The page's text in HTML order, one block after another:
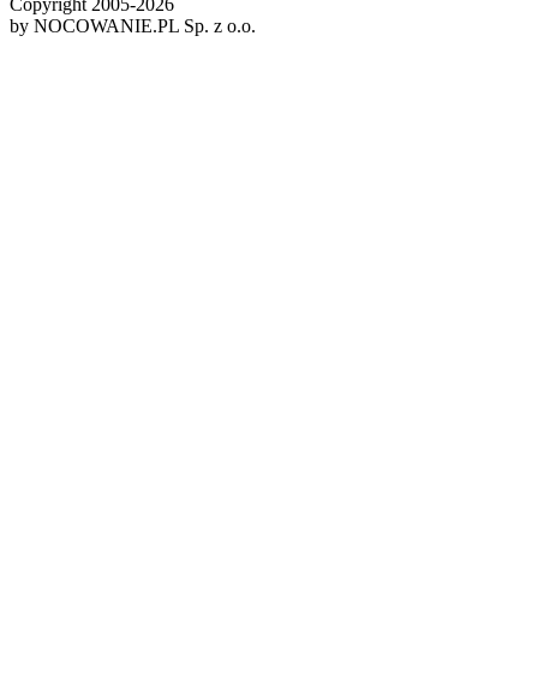
Copyright 2005-2026
by NOCOWANIE.PL Sp. z o.o.